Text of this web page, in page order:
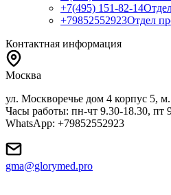
+7(495) 151-82-14
+79852552923Отдел
Контактная информация
Москва
ул. Москворечье дом 4 корпус 5,
Часы работы: пн-чт 9.30-18.30, пт
WhatsApp: +79852552923
gma@glorymed.pro